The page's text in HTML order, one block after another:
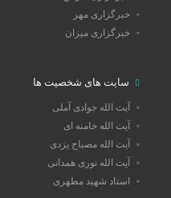
خبرگزاری مهر
خبرگزاری میزان
سایت های شخصیت ها
آیت الله جوادی آملی
آیت الله خامنه ای
آیت الله مصباح یزدی
آیت الله نوری همدانی
استاد شهید مطهری